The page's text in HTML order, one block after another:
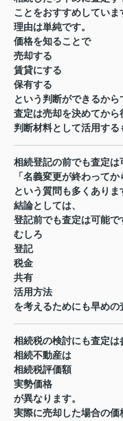
ことをおすすめしていま
理由は単純です。
価格を知ることで
売却する
賃貸にする
保有する
という判断ができるから
査定は売却を決めてから
判断材料として活用する
相続登記の前でも査定は
「名義変更が終わって
という質問も多くありま
結論としては、
登記前でも査定は可能で
むしろ
登記
税金
共有
活用方法
を考えるためにも早めの
相続税の検討にも査定は
相続不動産は
相続税評価額
実勢価格
が異なります。
実際に売却した場合の価